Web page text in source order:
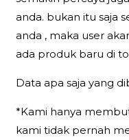
anda. bukan itu saja
anda , maka user
ada produk baru di
Data apa saja yang
*Kami hanya
kami tidak pernah